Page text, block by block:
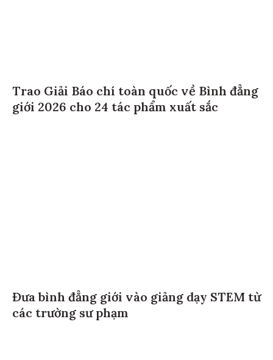
Trao Giải Báo chí toàn quốc về Bình đẳng
giới 2026 cho 24 tác phẩm xuất sắc
Đưa bình đẳng giới vào giảng dạy STEM từ
các trường sư phạm